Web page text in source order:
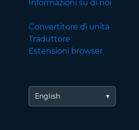
Informazioni su di noi
Convertitore di unità
Traduttore
Estensioni browser
English